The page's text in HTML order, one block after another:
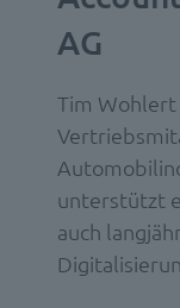
AG
Tim
unterstützt
auch